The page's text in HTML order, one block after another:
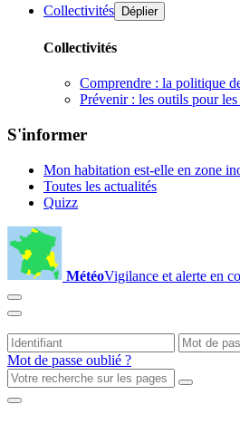
Collectivités Déplier
Collectivités
Comprendre : la politique
Prévenir : les outils pour
S'informer
Mon habitation est-elle en zone
Toutes les actualités
Quizz
MétéoVigilance et alerte en
Mot de passe oublié ?